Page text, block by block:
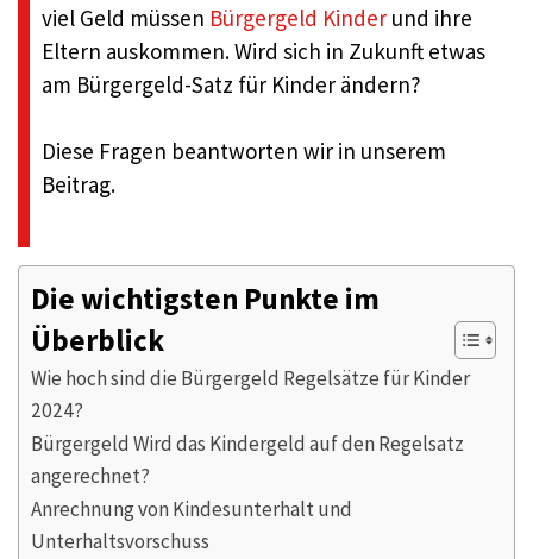
viel Geld müssen Bürgergeld Kinder und ihre
Eltern auskommen. Wird sich in Zukunft etwas
am Bürgergeld-Satz für Kinder ändern?
Diese Fragen beantworten wir in unserem
Beitrag.
Die wichtigsten Punkte im
Überblick
Wie hoch sind die Bürgergeld Regelsätze für Kinder
2024?
Bürgergeld Wird das Kindergeld auf den Regelsatz
angerechnet?
Anrechnung von Kindesunterhalt und
Unterhaltsvorschuss